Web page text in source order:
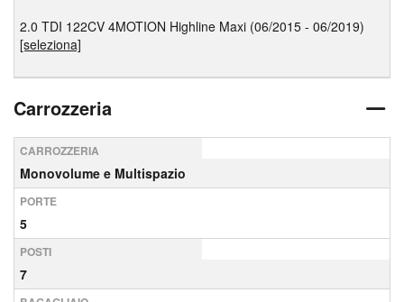
2.0 TDI 122CV 4MOTION Highline Maxi (06/2015 - 06/2019)
[seleziona]
Carrozzeria
CARROZZERIA
Monovolume e Multispazio
PORTE
5
POSTI
7